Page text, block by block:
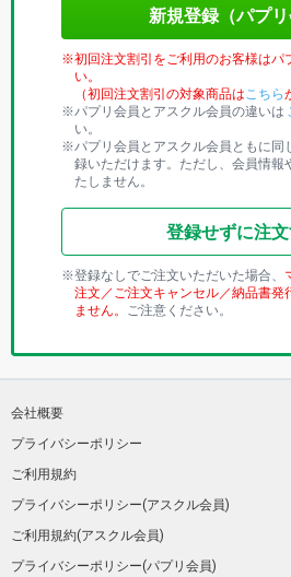
新規登録（パプリ
初回注文割引をご利用のお客様はパ
い。
（初回注文割引の対象商品はこちら
パプリ会員とアスクル会員の違いは
い。
パプリ会員とアスクル会員ともに同
録いただけます。ただし、会員情報
たしません。
登録せずに注
登録なしでご注文いただいた場合、
注文／ご注文キャンセル／納品書発
ません。 ご注意ください。
会社概要
プライバシーポリシー
ご利用規約
プライバシーポリシー(アスクル会員)
ご利用規約(アスクル会員)
プライバシーポリシー(パプリ会員)